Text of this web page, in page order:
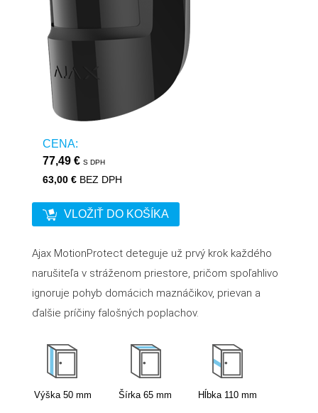
CENA:
77,49 € S DPH
63,00 € BEZ DPH
VLOŽIŤ DO KOŠÍKA
Ajax MotionProtect deteguje už prvý krok každého
narušiteľa v stráženom priestore, pričom spoľahlivo
ignoruje pohyb domácich maznáčikov, prievan a
ďalšie príčiny falošných poplachov.
Výška 50 mm Šírka 65 mm Hĺbka 110 mm